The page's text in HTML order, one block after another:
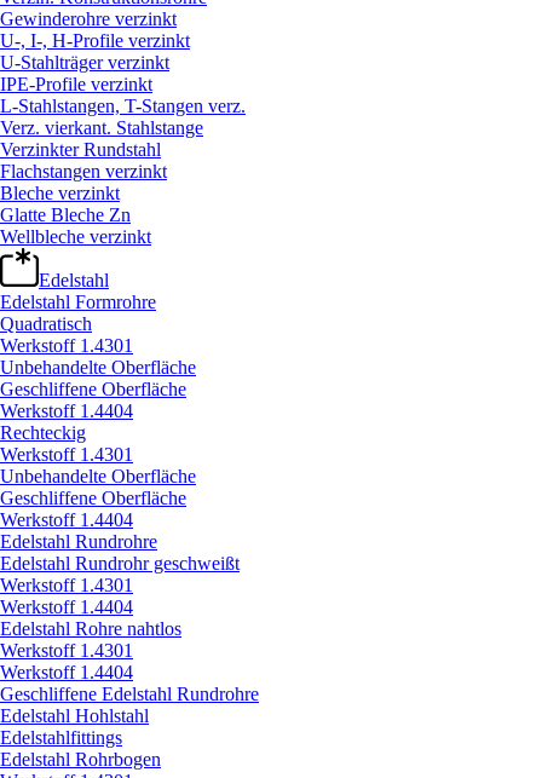
Gewinderohre verzinkt
U-, I-, H-Profile verzinkt
U-Stahlträger verzinkt
IPE-Profile verzinkt
L-Stahlstangen, T-Stangen verz.
Verz. vierkant. Stahlstange
Verzinkter Rundstahl
Flachstangen verzinkt
Bleche verzinkt
Glatte Bleche Zn
Wellbleche verzinkt
Edelstahl
Edelstahl Formrohre
Quadratisch
Werkstoff 1.4301
Unbehandelte Oberfläche
Geschliffene Oberfläche
Werkstoff 1.4404
Rechteckig
Werkstoff 1.4301
Unbehandelte Oberfläche
Geschliffene Oberfläche
Werkstoff 1.4404
Edelstahl Rundrohre
Edelstahl Rundrohr geschweißt
Werkstoff 1.4301
Werkstoff 1.4404
Edelstahl Rohre nahtlos
Werkstoff 1.4301
Werkstoff 1.4404
Geschliffene Edelstahl Rundrohre
Edelstahl Hohlstahl
Edelstahlfittings
Edelstahl Rohrbogen